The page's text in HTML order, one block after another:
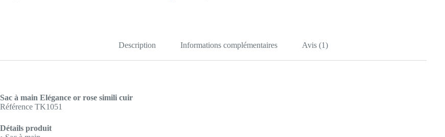
Description Informations complémentaires Avis (1)
Sac à main Elégance or rose simili cuir
Référence TK1051
Détails produit